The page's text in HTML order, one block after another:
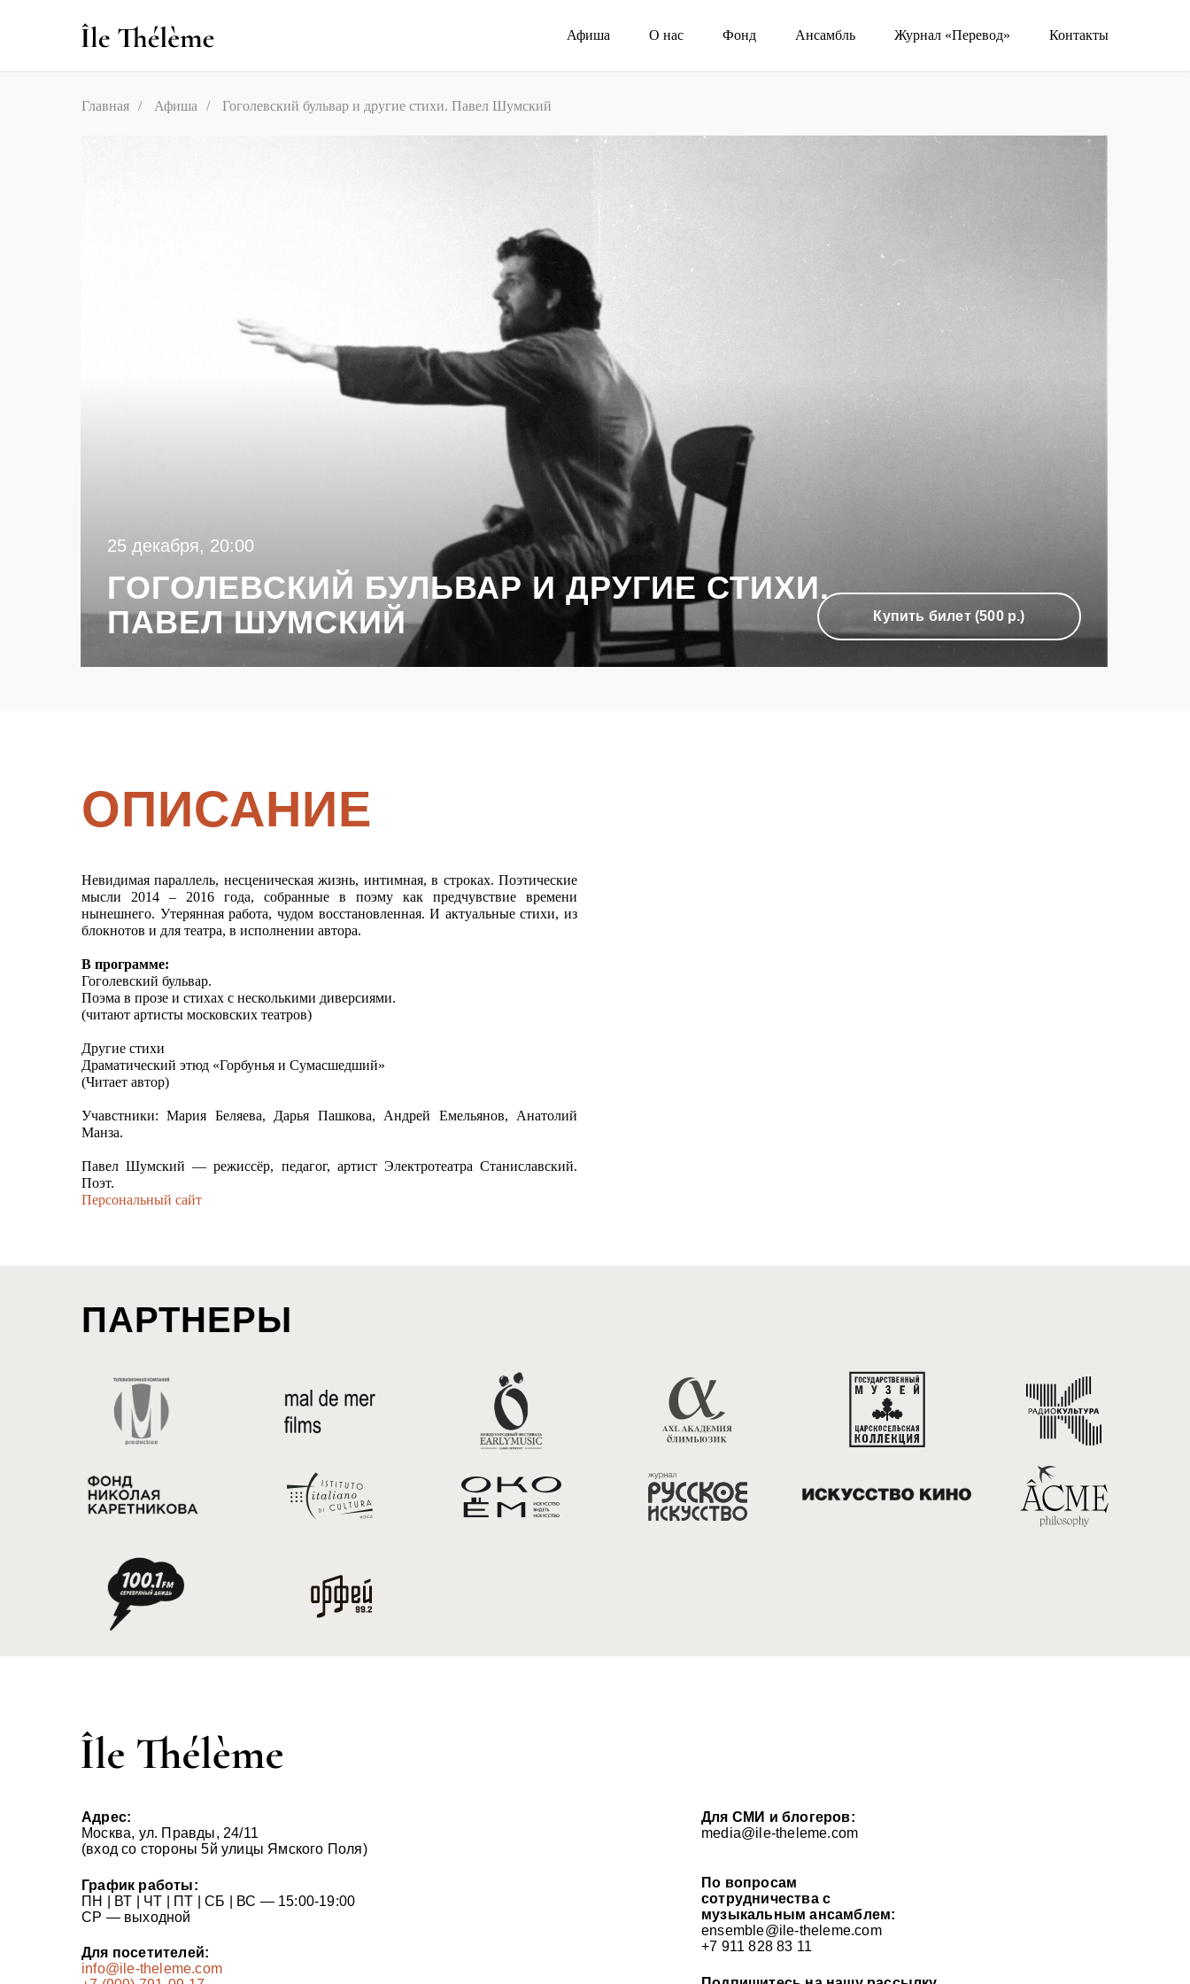
Афиша О нас Фонд Ансамбль Журнал «Перевод» Контакты
Посетителям Афиша Фонд Видео
О нас
Главная / Афиша / Гоголевский бульвар и другие стихи. Павел Шумский
ГОГОЛЕВСКИЙ БУЛЬВАР И ДРУГИЕ СТИХИ.
ПАВЕЛ ШУМСКИЙ
25 декабря, 20:00
Купить билет (500 р.)
ОПИСАНИЕ
Невидимая параллель, несценическая жизнь, интимная, в строках. Поэтические
мысли 2014 – 2016 года, собранные в поэму как предчувствие времени
нынешнего. Утерянная работа, чудом восстановленная. И актуальные стихи, из
блокнотов и для театра, в исполнении автора.
В программе:
Гоголевский бульвар.
Поэма в прозе и стихах с несколькими диверсиями.
(читают артисты московских театров)
Другие стихи
Драматический этюд «Горбунья и Сумасшедший»
(Читает автор)
Учавстники: Мария Беляева, Дарья Пашкова, Андрей Емельянов, Анатолий
Манза.
Павел Шумский — режиссёр, педагог, артист Электротеатра Станиславский.
Поэт.
Персональный сайт
ПАРТНЕРЫ
Адрес:
Москва, ул. Правды, 24/11
(вход со стороны 5й улицы Ямского Поля)
График работы:
ПН | ВТ | ЧТ | ПТ | СБ | ВС — 15:00-19:00
СР — выходной
Для посетителей:
info@ile-theleme.com
Для СМИ и блогеров:
media@ile-theleme.com
По вопросам
сотрудничества с
музыкальным ансамблем:
ensemble@ile-theleme.com
+7 911 828 83 11